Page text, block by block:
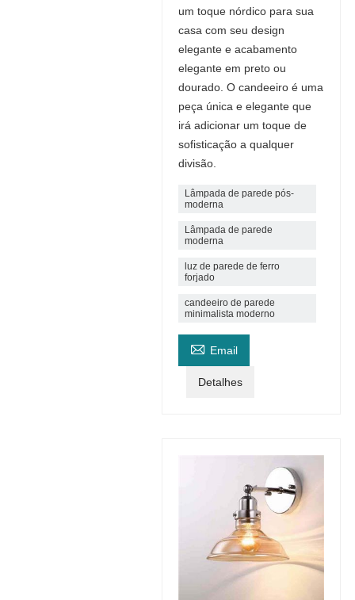
um toque nórdico para sua
casa com seu design
elegante e acabamento
elegante em preto ou
dourado. O candeeiro é uma
peça única e elegante que
irá adicionar um toque de
sofisticação a qualquer
divisão.
Lâmpada de parede pós-
moderna
Lâmpada de parede
moderna
luz de parede de ferro
forjado
candeeiro de parede
minimalista moderno
 Email
Detalhes